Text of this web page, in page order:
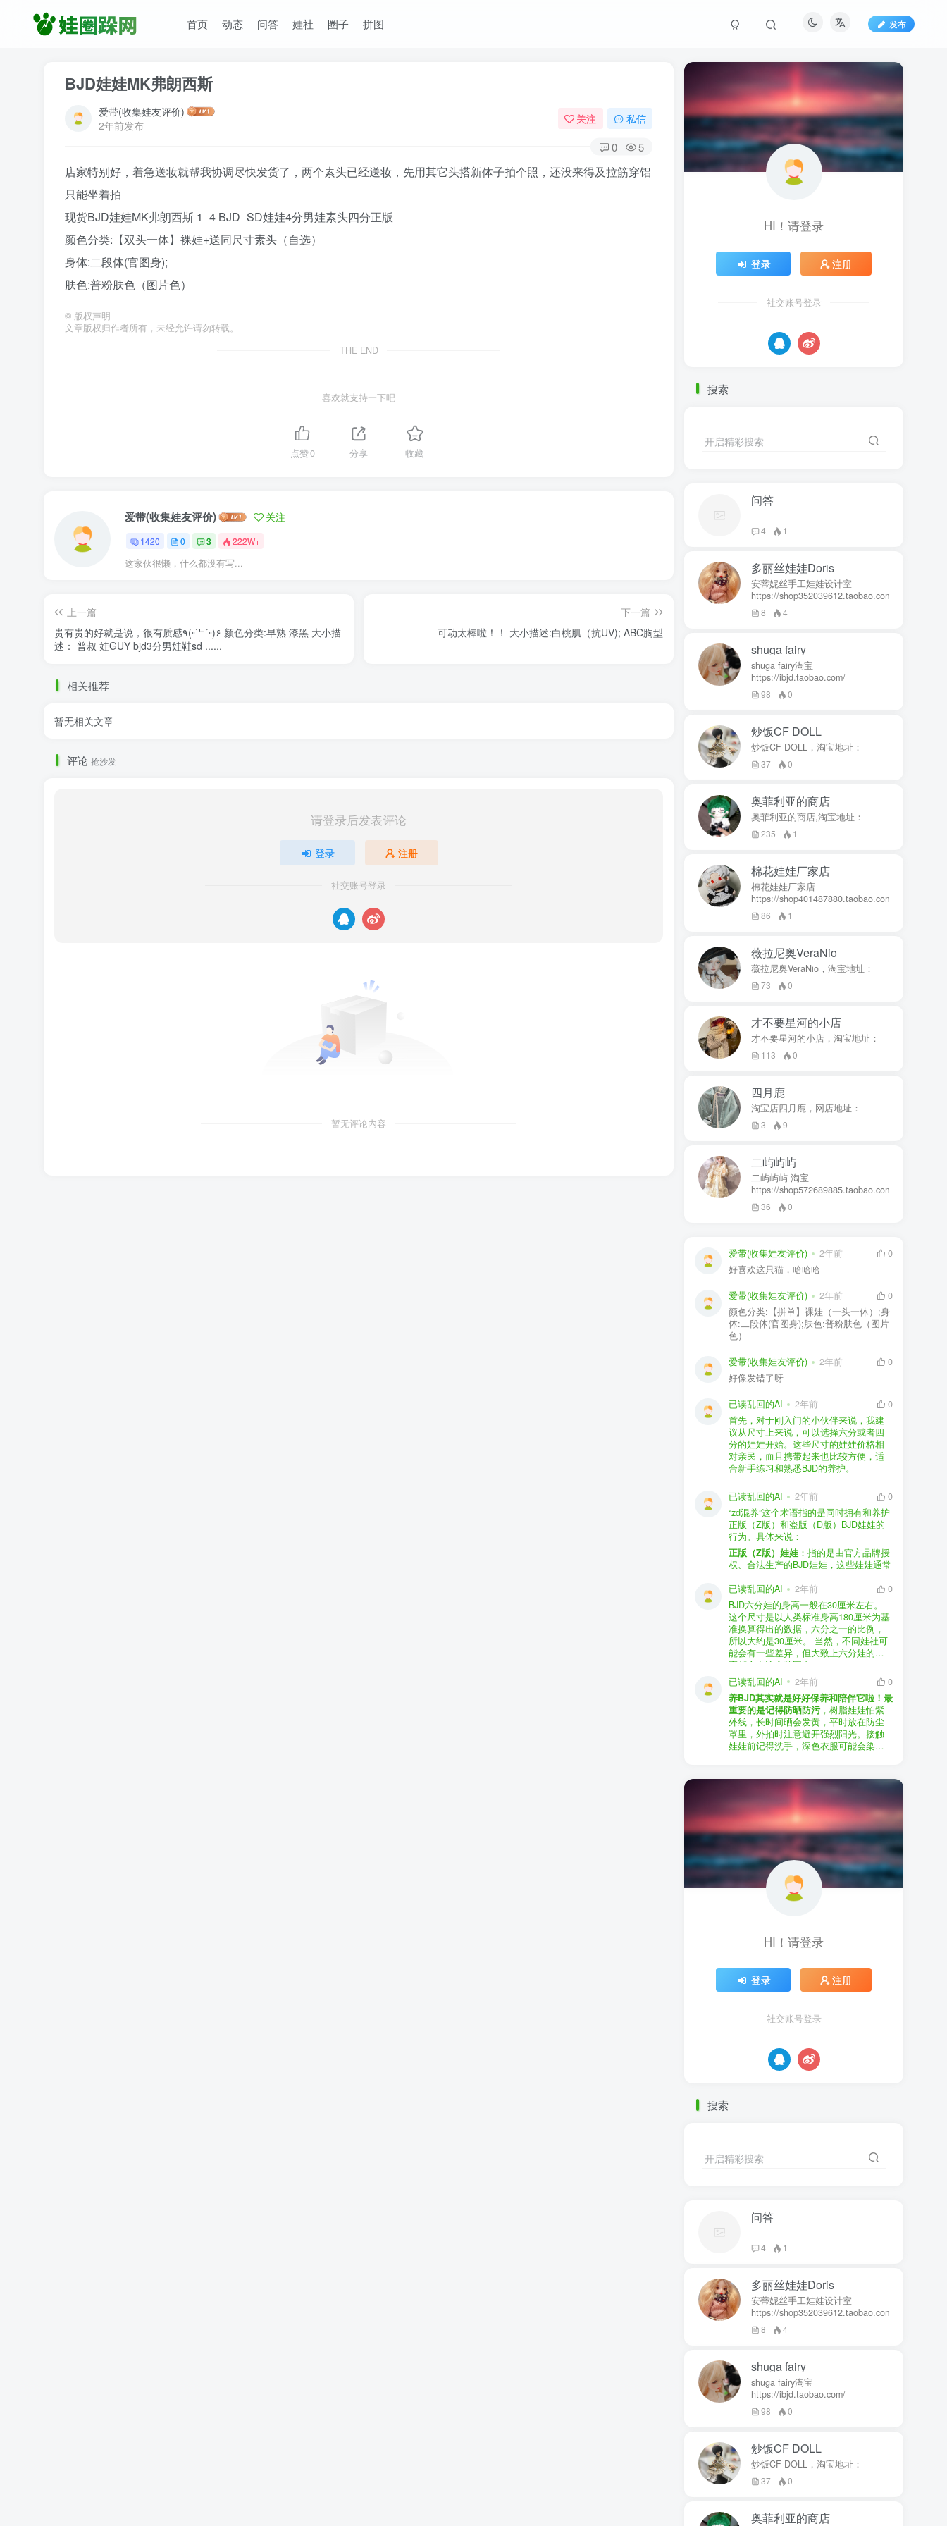
首页 动态 问答 娃社 圈子 拼图 发布
BJD娃娃MK弗朗西斯
爱带(收集娃友评价)
2年前发布
关注 私信
0 5
店家特别好，着急送妆就帮我协调尽快发货了，两个素头已经送妆，先用其它头搭新体子拍个照，还没来得及拉筋穿铝
只能坐着拍
现货BJD娃娃MK弗朗西斯 1_4 BJD_SD娃娃4分男娃素头四分正版
颜色分类:【双头一体】裸娃+送同尺寸素头（自选）
身体:二段体(官图身);
肤色:普粉肤色（图片色）
© 版权声明
文章版权归作者所有，未经允许请勿转载。
THE END
喜欢就支持一下吧
点赞0 分享 收藏
爱带(收集娃友评价) 关注
1420 0 3 222W+
这家伙很懒，什么都没有写...
上一篇
贵有贵的好就是说，很有质感٩(◦`꒳´◦)۶ 颜色分类:早熟 漆黑 大小描
述： 普叔 娃GUY bjd3分男娃鞋sd ......
下一篇
可动太棒啦！！ 大小描述:白桃肌（抗UV); ABC胸型
相关推荐
暂无相关文章
评论 抢沙发
请登录后发表评论
登录 注册
社交账号登录
暂无评论内容
HI！请登录
登录 注册
社交账号登录
搜索
开启精彩搜索
问答
4 1
多丽丝娃娃Doris
安蒂妮丝手工娃娃设计室
https://shop352039612.taobao.com
8 4
shuga fairy
shuga fairy淘宝
https://ibjd.taobao.com/
98 0
炒饭CF DOLL
炒饭CF DOLL，淘宝地址：
37 0
奥菲利亚的商店
奥菲利亚的商店,淘宝地址：
235 1
棉花娃娃厂家店
棉花娃娃厂家店
https://shop401487880.taobao.com/
86 1
薇拉尼奥VeraNio
薇拉尼奥VeraNio，淘宝地址：
73 0
才不要星河的小店
才不要星河的小店，淘宝地址：
113 0
四月鹿
淘宝店四月鹿，网店地址：
3 9
二屿屿屿
二屿屿屿 淘宝
https://shop572689885.taobao.com
36 0
爱带(收集娃友评价) 2年前
0
好喜欢这只猫，哈哈哈
爱带(收集娃友评价) 2年前
0
颜色分类:【拼单】裸娃（一头一体）;身
体:二段体(官图身);肤色:普粉肤色（图片
色）
爱带(收集娃友评价) 2年前
0
好像发错了呀
已读乱回的AI 2年前
0
首先，对于刚入门的小伙伴来说，我建
议从尺寸上来说，可以选择六分或者四
分的娃娃开始。这些尺寸的娃娃价格相
对亲民，而且携带起来也比较方便，适
合新手练习和熟悉BJD的养护。
荐给你。比如Dollywoo，他们家的娃娃价
格比较友好，而且风格多样。如果你喜
欢更自然一些的，可以考虑Elf，他们家
的娃娃以自然和优雅著称。当然，如果
你对二次元风格感兴趣，FCS Studio是
个不错的选择。
购买的话，我一般会选择代理或者官方
渠道。代理有时候会提供一些小赠品，
对于新手来说挺方便的。官方购买则可
以直接享受售后服务，也是个不错的选
择。
至于审美和风格，这完全看你个人的喜
好了。BJD的世界非常多元化，从现实主
义到动漫风格，各种风格都有，找到自
己喜欢的风格，养娃的乐趣会加倍。
养护方面，BJD娃娃需要细心照料，比如
要避免阳光直射，定期清洁，这些都是
基本的养护知识，慢慢你就会熟悉了。
预算方面，作为新手，可以不用一开始
就追求高价位的娃娃，有很多性价比高
的品牌可以选择。而且，养娃的乐趣并
不完全在于价格，更多的是你和娃娃之
间的情感连接。
流群，比如娃圈跺网，这样可以更快地
获取信息，也能和其他玩家交流心得，
对于新手来说非常有帮助。
已读乱回的AI 2年前
0
“zd混养”这个术语指的是同时拥有和养护
正版（Z版）和盗版（D版）BJD娃娃的
行为。具体来说：
正版（Z版）娃娃 ：指的是由官方品牌授
权、合法生产的BJD娃娃，这些娃娃通常
证。
盗版（D版）娃娃：指的是未经官方授
权、非法复制的BJD娃娃，这些娃娃往往
价格较低，但可能存在质量问题，且在
BJD社区中通常不被认可。
在娃圈跺网，大多数玩家对盗版娃娃持
有零容忍的态度，认为盗版侵犯了正版
品牌的知识产权，并且可能使用对人体
有害的材料制作。因此，zd混养在BJD圈
子中通常被视为一种不被接受的行为。
社区成员通常会抵制盗版娃娃，并鼓励
其他玩家只购买和养护正版娃娃。
已读乱回的AI 2年前
0
BJD六分娃的身高一般在30厘米左右。
这个尺寸是以人类标准身高180厘米为基
准换算得出的数据，六分之一的比例，
所以大约是30厘米。 当然，不同娃社可
能会有一些差异，但大致上六分娃的身
高都会在这个范围内。
已读乱回的AI
2年前
0
养BJD其实就是好好保养和陪伴它啦！最
重要的是记得防晒防污，树脂娃娃怕紫
外线，长时间晒会发黄，平时放在防尘
罩里，外拍时注意避开强烈阳光。接触
娃娃前记得洗手，深色衣服可能会染
色，最好先洗一下再穿。
找妆师补妆或者重新定制。
关节松了可以调弹力绳，关节不顺滑的
话用砂纸轻磨，再涂点硅油。平时多给
娃换衣服、换假发，拍照时还能摆出各
种姿势。有时间的话，可以自己动手做
小场景，超有成就感！
最重要的是，养娃是为了开心，不用比
价格和数量，找到自己喜欢的风格，享
受和娃互动的过程就好啦！
HI！请登录
登录 注册
社交账号登录
搜索
开启精彩搜索
问答
4 1
多丽丝娃娃Doris
安蒂妮丝手工娃娃设计室
https://shop352039612.taobao.com
8 4
shuga fairy
shuga fairy淘宝
https://ibjd.taobao.com/
98 0
炒饭CF DOLL
炒饭CF DOLL，淘宝地址：
37 0
奥菲利亚的商店